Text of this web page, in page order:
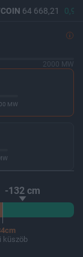
64 668,21 0,96%
2000 MW
MW
-132 cm
küszöb